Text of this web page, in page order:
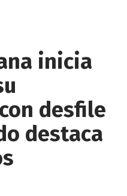
inicia
desfile
destaca